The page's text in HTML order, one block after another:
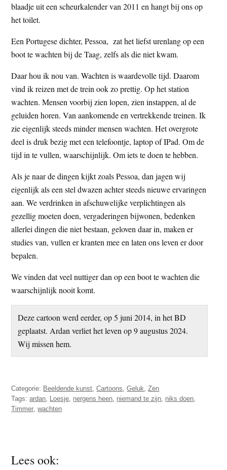
blaadje uit een scheurkalender van 2011 en hangt bij ons op
het toilet.
Een Portugese dichter, Pessoa, zat het liefst urenlang op een
boot te wachten bij de Taag, zelfs als die niet kwam.
Daar hou ik nou van. Wachten is waardevolle tijd. Daarom
vind ik reizen met de trein ook zo prettig. Op het station
wachten. Mensen voorbij zien lopen, zien instappen, al de
geluiden horen. Van aankomende en vertrekkende treinen. Ik
zie eigenlijk steeds minder mensen wachten. Het overgrote
deel is druk bezig met een telefoontje, laptop of IPad. Om de
tijd in te vullen, waarschijnlijk. Om iets te doen te hebben.
Als je naar de dingen kijkt zoals Pessoa, dan jagen wij
eigenlijk als een stel dwazen achter steeds nieuwe ervaringen
aan. We verdrinken in afschuwelijke verplichtingen als
gezellig moeten doen, vergaderingen bijwonen, bedenken
allerlei dingen die niet bestaan, geloven daar in, maken er
studies van, vullen er kranten mee en laten ons leven er door
bepalen.
We vinden dat veel nuttiger dan op een boot te wachten die
waarschijnlijk nooit komt.
Deze cartoon werd eerder, op 5 juni 2014, in het BD
geplaatst. Ardan verliet het leven op 9 augustus 2024.
Wij missen hem.
Categorie: Beeldende kunst,Cartoons,Geluk,Zen
Tags:ardan, Loesje, nergens heen, niemand te zijn, niks doen,
Timmer,wachten
Lees ook: